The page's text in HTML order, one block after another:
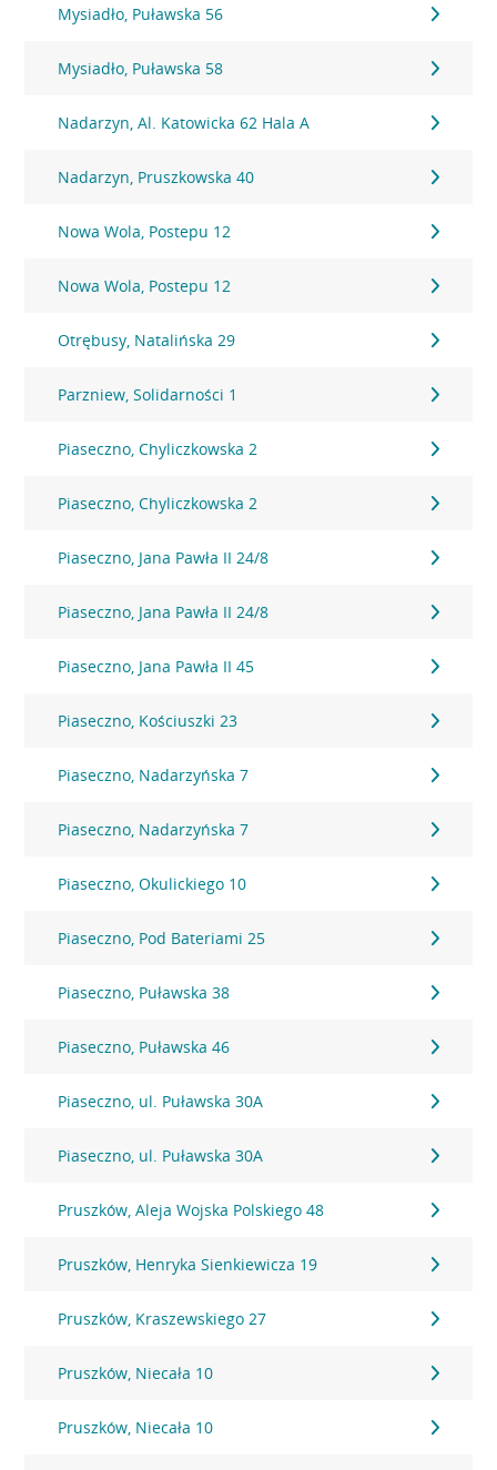
Mysiadło, Puławska 56
Mysiadło, Puławska 58
Nadarzyn, Al. Katowicka 62 Hala A
Nadarzyn, Pruszkowska 40
Nowa Wola, Postepu 12
Nowa Wola, Postepu 12
Otrębusy, Natalińska 29
Parzniew, Solidarności 1
Piaseczno, Chyliczkowska 2
Piaseczno, Chyliczkowska 2
Piaseczno, Jana Pawła II 24/8
Piaseczno, Jana Pawła II 24/8
Piaseczno, Jana Pawła II 45
Piaseczno, Kościuszki 23
Piaseczno, Nadarzyńska 7
Piaseczno, Nadarzyńska 7
Piaseczno, Okulickiego 10
Piaseczno, Pod Bateriami 25
Piaseczno, Puławska 38
Piaseczno, Puławska 46
Piaseczno, ul. Puławska 30A
Piaseczno, ul. Puławska 30A
Pruszków, Aleja Wojska Polskiego 48
Pruszków, Henryka Sienkiewicza 19
Pruszków, Kraszewskiego 27
Pruszków, Niecała 10
Pruszków, Niecała 10